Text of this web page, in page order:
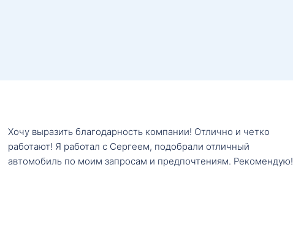
Хочу выразить благодарность компании! Отлично и четко
работают! Я работал с Сергеем, подобрали отличный
автомобиль по моим запросам и предпочтениям. Рекомендую!